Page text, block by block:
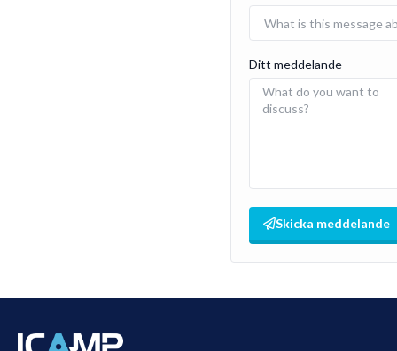
Ditt meddelande
Skicka meddelande